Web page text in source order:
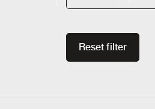
Reset filter